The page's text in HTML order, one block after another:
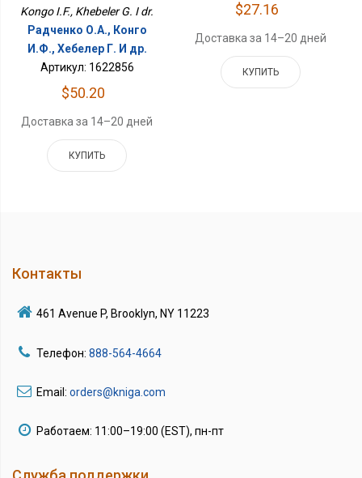
Kongo I.F., Khebeler G. I dr.
Радченко О.А., Конго
И.Ф., Хебелер Г. И др.
Артикул: 1622856
$50.20
Доставка за 14–20 дней
КУПИТЬ
$27.16
Доставка за 14–20 дней
КУПИТЬ
Контакты
461 Avenue P, Brooklyn, NY 11223
Телефон: 888-564-4664
Email: orders@kniga.com
Работаем: 11:00–19:00 (EST), пн-пт